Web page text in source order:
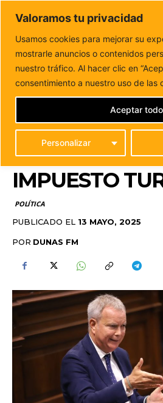
Valoramos tu privacidad
Usamos cookies para mejorar su
mostrarle anuncios o contenidos
nuestro tráfico. Al hacer clic en
consentimiento a nuestro uso de las
Personalizar
Aceptar todo
DUNAS FM
Tu informacion de
Inicio POLÍTICA
Franquis acusa a
confusión y enredo” por su gestión...
FRANQUIS
CLAVIJO DE
CONFUSIÓN Y
POR SU
IMPUESTO
POLÍTICA
PUBLICADO EL 13 MAYO, 2025
POR DUNAS FM